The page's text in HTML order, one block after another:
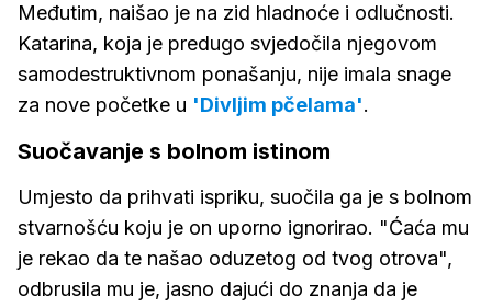
Međutim, naišao je na zid hladnoće i odlučnosti.
Katarina, koja je predugo svjedočila njegovom
samodestruktivnom ponašanju, nije imala snage
za nove početke u 'Divljim pčelama'.
Suočavanje s bolnom istinom
Umjesto da prihvati ispriku, suočila ga je s bolnom
stvarnošću koju je on uporno ignorirao. "Ćaća mu
je rekao da te našao oduzetog od tvog otrova",
odbrusila mu je, jasno dajući do znanja da je